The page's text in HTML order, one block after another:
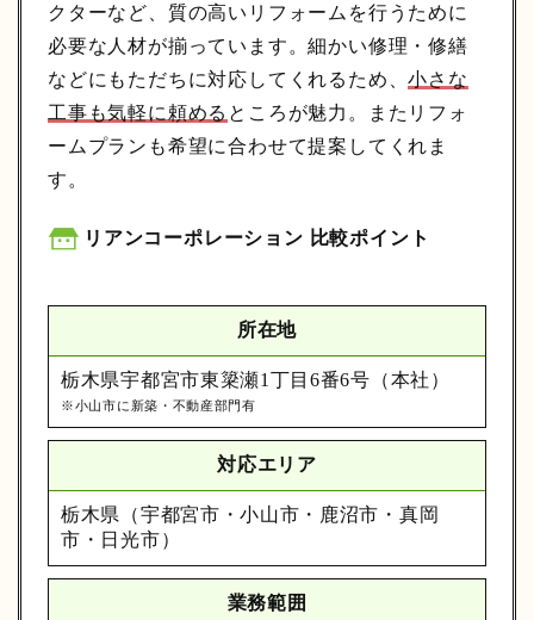
クターなど、質の高いリフォームを行うために
必要な人材が揃っています。細かい修理・修繕
などにもただちに対応してくれるため、小さな
工事も気軽に頼める ところが魅力。またリフォ
ームプランも希望に合わせて提案してくれま
す。
リアンコーポレーション 比較ポイント
所在地
栃木県宇都宮市東簗瀬1丁目6番6号（本社）
※小山市に新築・不動産部門有
対応エリア
栃木県（宇都宮市・小山市・鹿沼市・真岡
市・日光市）
業務範囲